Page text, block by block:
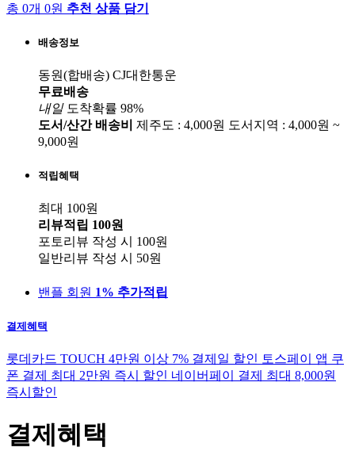
총 0개 0원 추천 상품 담기
배송정보
동원(합배송) CJ대한통운
무료배송
내일도착확률 98%
도서/산간 배송비 제주도 : 4,000원 도서지역 : 4,000원 ~
9,000원
적립혜택
최대 100원
리뷰적립 100원
포토리뷰 작성 시
100원
일반리뷰 작성 시
50원
밴플 회원 1% 추가적립
결제혜택
롯데카드 TOUCH 4만원 이상 7% 결제일 할인 토스페이 앱 쿠
폰 결제 최대 2만원 즉시 할인 네이버페이 결제 최대 8,000원
즉시할인
결제혜택